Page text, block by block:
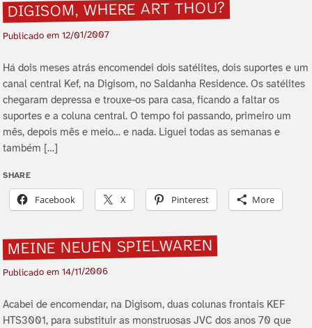
DIGISOM, WHERE ART THOU?
Publicado em12/01/2007
Há dois meses atrás encomendei dois satélites, dois suportes e um
canal central Kef, na Digisom, no Saldanha Residence. Os satélites
chegaram depressa e trouxe-os para casa, ficando a faltar os
suportes e a coluna central. O tempo foi passando, primeiro um
mês, depois mês e meio… e nada. Liguei todas as semanas e
também […]
SHARE
Facebook X Pinterest More
MEINE NEUEN SPIELWAREN
Publicado em14/11/2006
Acabei de encomendar, na Digisom, duas colunas frontais KEF
HTS3001, para substituir as monstruosas JVC dos anos 70 que